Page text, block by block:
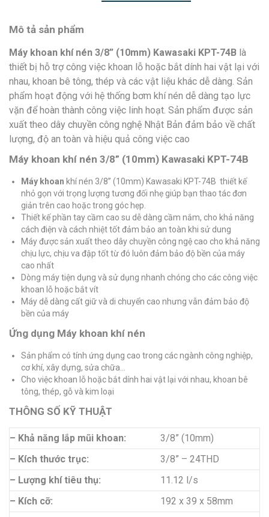
Mô tả sản phẩm
Máy khoan khí nén 3/8” (10mm) Kawasaki KPT-74B là
thiết bị hỗ trợ công việc khoan lỗ hoặc bắt dính hai vật lại với
nhau, khoan bê tông, thép và các vật liệu khác dễ dàng. Sản
phẩm hoạt động với hệ thống bơm khí nén dễ dàng tạo lực
vặn để hoàn thành công việc linh hoạt. Sản phẩm được sản
xuất theo dây chuyền công nghệ Nhật Bản đảm bảo về chất
lượng, độ an toàn và hiệu quả công việc cao
Máy khoan khí nén 3/8” (10mm) Kawasaki KPT-74B
Máy khoan khí nén 3/8” (10mm) Kawasaki KPT-74B thiết kế
nhỏ gọn với trọng lượng tương đối nhẹ giúp bạn thao tác đơn
giản trên cao hoặc trong góc hẹp.
Thiết kế phần tay cầm cao su dễ dàng cầm nắm, cho khả năng
cách điện và cách nhiệt tốt đảm bảo an toàn khi sử dung
Máy được sản xuất theo dây chuyền công ngệ cao cho khả năng
chịu lực, chịu va đập tốt từ đó luôn đảm bảo độ bền của máy
cao nhất
Dòng máy tiện dụng và sử dụng nhanh chóng cho các công việc
khoan lỗ hoặc bắt vít
Máy dễ dàng cất giữ và di chuyển cao nhưng vẫn đảm bảo độ
bền của máy
Ứng dụng Máy khoan khí nén
Sản phẩm có tính ứng dụng cao trong các ngành công nghiệp,
cơ khí, xây dựng, sửa chữa…
Cho việc khoan lỗ hoặc bắt dính hai vật lại với nhau, khoan bê
tông, thép, gỗ và kim loại
THÔNG SỐ KỸ THUẬT
– Khả năng lắp mũi khoan:
3/8” (10mm)
– Kích thước trục:
3/8” – 24THD
– Lượng khí tiêu thụ:
11.12 l/s
– Kích cỡ:
192 x 39 x 58mm